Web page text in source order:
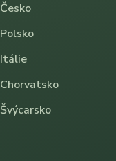
Česko
Polsko
Itálie
Chorvatsko
Švýcarsko